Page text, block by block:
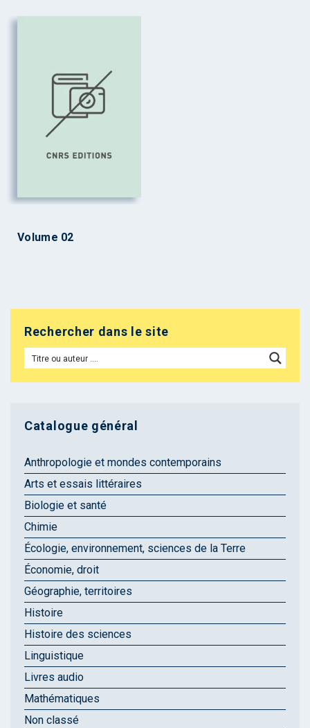
Volume 02
Rechercher dans le site
Catalogue général
Anthropologie et mondes contemporains
Arts et essais littéraires
Biologie et santé
Chimie
Écologie, environnement, sciences de la Terre
Économie, droit
Géographie, territoires
Histoire
Histoire des sciences
Linguistique
Livres audio
Mathématiques
Non classé